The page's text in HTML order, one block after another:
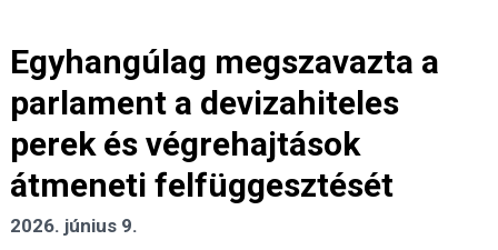
Egyhangúlag megszavazta a
parlament a devizahiteles
perek és végrehajtások
átmeneti felfüggesztését
2026. június 9.